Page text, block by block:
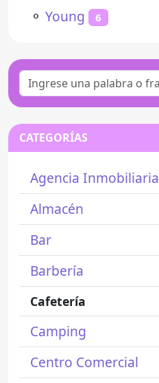
⚬ Young 6
CATEGORÍAS
Agencia Inmobiliaria
Almacén
Bar
Barbería
Cafetería
Camping
Centro Comercial